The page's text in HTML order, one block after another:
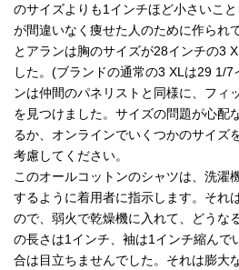
のサイズよりも1インチほど小さいこ
が間違いなく痩せた人のために作られ
とアランは胸のサイズが28インチの3
した。(ブランドの通常の3 XLは29 1/
ンは仲間のパネリストと同様に、フィ
を見つけました。サイズの問題が心配
るか、オンラインでいくつかのサイズ
考慮してください。
このオールコットンのシャツは、洗濯
するように着用者に指示します。それ
ので、弱火で乾燥機に入れて、どうな
の長さは1インチ、袖は1インチ縮んで
合は目立ちませんでした。それは膨大